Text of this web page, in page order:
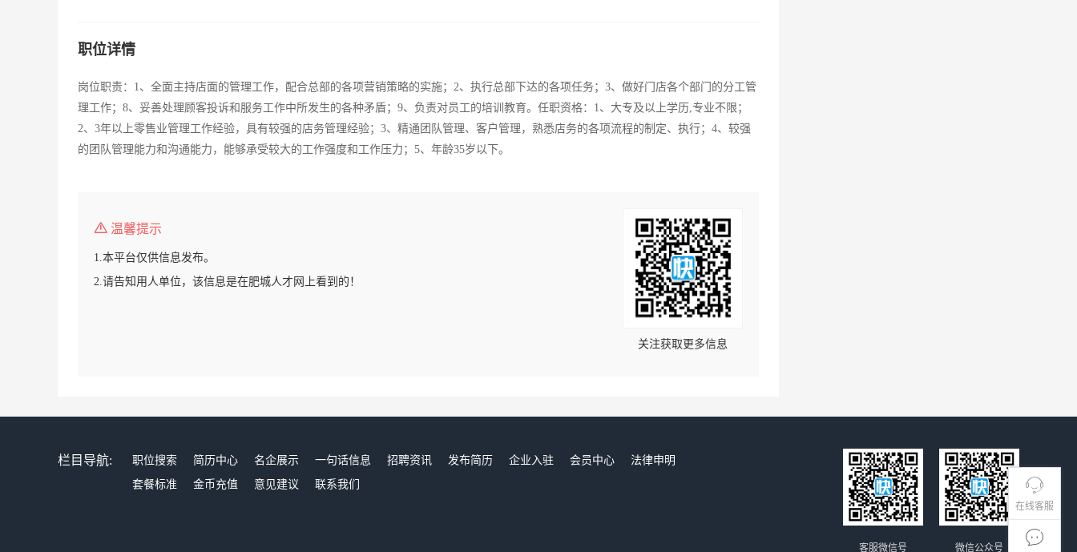
在线客服
职位详情
岗位职责：1、全面主持店面的管理工作，配合总部的各项营销策略的实施；2、执行总部下达的各项任务；3、做好门店各个部门的分工管
理工作；8、妥善处理顾客投诉和服务工作中所发生的各种矛盾；9、负责对员工的培训教育。任职资格：1、大专及以上学历,专业不限；
2、3年以上零售业管理工作经验，具有较强的店务管理经验；3、精通团队管理、客户管理，熟悉店务的各项流程的制定、执行；4、较强
的团队管理能力和沟通能力，能够承受较大的工作强度和工作压力；5、年龄35岁以下。
温馨提示
1.本平台仅供信息发布。
2.请告知用人单位，该信息是在肥城人才网上看到的！
关注获取更多信息
栏目导航: 职位搜索 简历中心 名企展示 一句话信息 招聘资讯 发布简历 企业入驻 会员中心
法律申明
套餐标准
金币充值 意见建议 联系我们
微信公众号
客服微信号